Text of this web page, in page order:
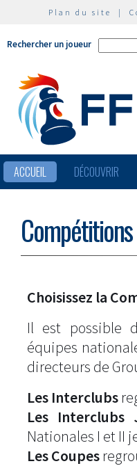
Plan du site |
Rechercher un joueur
ACCUEIL DÉCOUVRIR
Choisissez la
Il est possible
équipes
directeurs de
Les Interclubs
Les Interclubs
Nationales I et II
Les Coupes